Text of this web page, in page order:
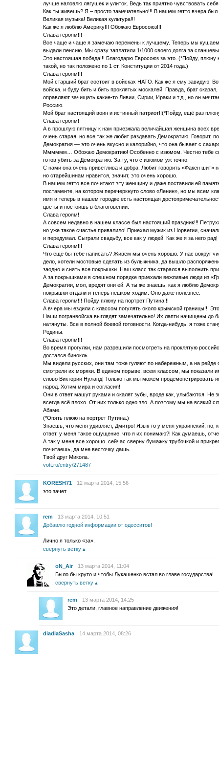
лучше наловлю лягушек и улиток. Ведь так приятно чувствовать
Как ты живешь? Я – просто замечательно!!! В нашем гетто вчера
Великая музыка! Великая культура!!!
Как же я люблю Америку!!! Обожаю Евросоюз!!!
Слава героям!!!
Все чаще и чаще я замечаю перемены к лучшему. Теперь мы
выдали пенсию. Мы сразу заплатили 1/1000 своего долга за
Это настоящая победа!!! Благодарю Евросоюз за это. (*Пойду, плюну
такой, но так положено по 1 ст. Конституции от 2014 года.)
Слава героям!!!
Мой старший брат состоит в войсках НАТО. Как же я ему завидую!
войска, и буду бить и бить проклятых москалей. Правда, брат
оправляют зачищать какие-то Ливии, Сирии, Ираки и т.д., но он
Россию.
Мой брат настоящий воин и истинный патриот!!(*Пойду, ещё раз
Слава героям!
А в прошлую пятницу к нам приезжала величайшая женщина всех
очень старая, но все так же любит раздавать Демократию. Говорит,
Демократия — это очень вкусно и калорийно, что она бывает с
Мммммм… Обожаю Демократию! Особенно с изюмом. Честно тебе
готов убить за Демократию. За ту, что с изюмом уж точно.
С нами она очень приветлива и добра. Любит говорить «Факен шит»
но старейшинам нравится, значит, это очень хорошо.
В нашем гетто все почитают эту женщину и даже поставили ей
постаменте, на котором перечеркнуто слово «Ленин», но мы всем
имя и теперь в нашем городке есть настоящая
цветы и постоишь в благоговении.
Слава героям!
А совсем недавно в нашем классе был настоящий праздник!!!
но уже такое счастье привалило! Приехал мужик из Норвегии,
и передумал. Сыграли свадьбу, все как у людей. Как же я за него
Слава героям!!!
Что ещё бы тебе написать? Живем мы очень хорошо. У нас вокруг
дело, хотели мостовые сделать из булыжника, да вышло
заодно и снять все покрышки. Наш класс так старался выполнить
А за покрышками в спешном порядке приехали вежливые люди из
Демократии, мол, вредят они ей. А ты же знаешь, как я люблю
покрышки отдали и теперь пешком ходим. Оно даже полезнее.
Слава героям!!! Пойду плюну на портрет Путина!!!
А вчера мы ездили с классом погулять около крымской границы!!!
Наши погранвойска выглядят замечательно! Их лапти начищены до
натянуты. Все в полной боевой готовности. Когда-нибудь, я тоже
Родины.
Слава героям!!!
Во время прогулки, нам разрешили посмотреть на проклятую
достался бинокль.
Мы видели русских, они там тоже гуляют по набережным, а на рейде
смотрели их моряки. В едином порыве, всем классом, мы показали
слово Виктории Нуланд! Только так мы можем продемонстрировать
народ. Хотим мира и согласия!
Они в ответ машут руками и скалят зубы, вроде как, улыбаются. Не
всегда всё плохо. От них только одно зло. А поэтому мы на всякий
Абаме.
(*Опять плюю на портрет Путина.)
Знаешь, что меня удивляет, Дмитро! Язык то у меня украинский, но,
ответ, у меня такое ощущение, что я их понимаю?! Как думаешь,
А так у меня все хорошо. сейчас сверну бумажку трубочкой и
почитаешь, да мне весточку дашь.
Твой друг Микола.
vott.ru/entry/271487
KORESH71
12 марта 2014, 15:56
это зачет
rem
13 марта 2014, 10:51
Добавлю годной информации от одесситов!
Лично я только «за».
свернуть ветку
oN_Air
13 марта 2014, 11:04
Было бы круто и чтобы Лукашенко встал во главе государства!
свернуть ветку
rem
13 марта 2014, 14:25
Это детали, главное направление движения!
diadiaSasha 14 марта 2014, 08:26